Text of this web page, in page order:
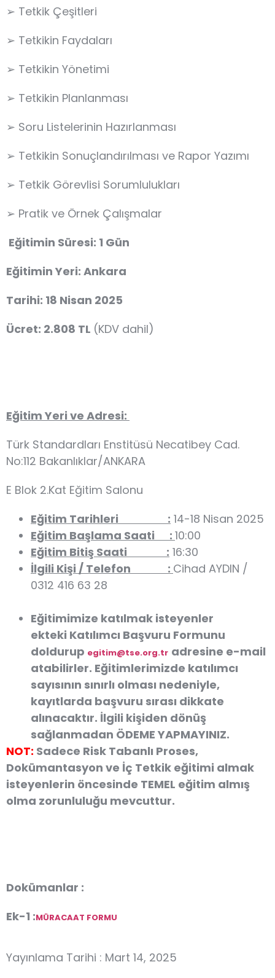
➢ Tetkik Çeşitleri
➢ Tetkikin Faydaları
➢ Tetkikin Yönetimi
➢ Tetkikin Planlanması
➢ Soru Listelerinin Hazırlanması
➢ Tetkikin Sonuçlandırılması ve Rapor Yazımı
➢ Tetkik Görevlisi Sorumlulukları
➢ Pratik ve Örnek Çalışmalar
Eğitimin Süresi: 1 Gün
Eğitimin Yeri: Ankara
Tarihi: 18 Nisan 2025
Ücret: 2.808 TL (KDV dahil)
Eğitim Yeri ve Adresi:
Türk Standardları Enstitüsü Necatibey Cad.
No:112 Bakanlıklar/ANKARA
E Blok 2.Kat Eğitim Salonu
Eğitim Tarihleri : 14-18 Nisan 2025
Eğitim Başlama Saati : 10:00
Eğitim Bitiş Saati : 16:30
İlgili Kişi / Telefon : Cihad AYDIN /
0312 416 63 28
Eğitimimize katılmak isteyenler
ekteki Katılımcı Başvuru Formunu
doldurup egitim@tse.org.tr adresine e-mail
atabilirler. Eğitimlerimizde katılımcı
sayısının sınırlı olması nedeniyle,
kayıtlarda başvuru sırası dikkate
alınacaktır. İlgili kişiden dönüş
sağlanmadan ÖDEME YAPMAYINIZ.
NOT: Sadece Risk Tabanlı Proses,
Dokümantasyon ve İç Tetkik eğitimi almak
isteyenlerin öncesinde TEMEL eğitim almış
olma zorunluluğu mevcuttur.
Dokümanlar :
Ek-1 :MÜRACAAT FORMU
Yayınlama Tarihi : Mart 14, 2025